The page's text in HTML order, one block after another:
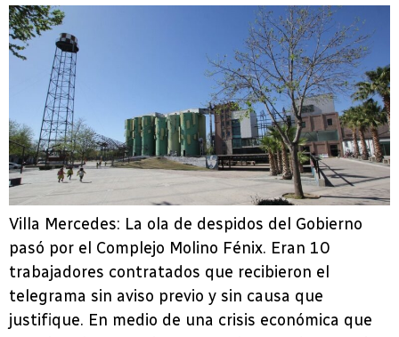
Villa Mercedes: La ola de despidos del Gobierno
pasó por el Complejo Molino Fénix. Eran 10
trabajadores contratados que recibieron el
telegrama sin aviso previo y sin causa que
justifique. En medio de una crisis económica que